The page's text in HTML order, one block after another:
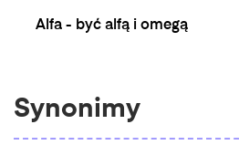
Alfa - być alfą i omegą
Synonimy